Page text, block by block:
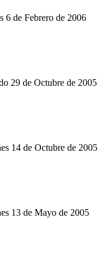
6 de Febrero de 2006
29 de Octubre de 2005
14 de Octubre de 2005
13 de Mayo de 2005